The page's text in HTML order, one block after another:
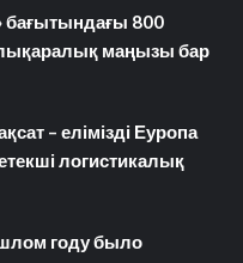
бағытындағы 800
маңызы бар
– елімізді Еуропа
логистикалық
году было